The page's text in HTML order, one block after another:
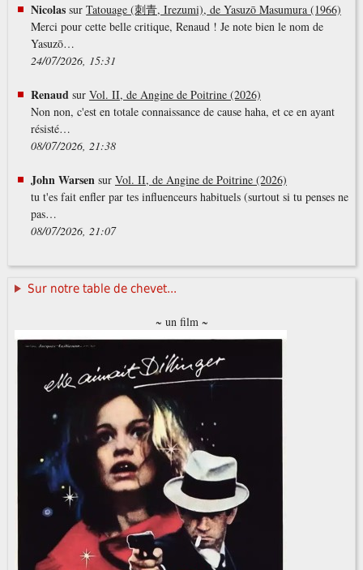
Nicolassur Tatouage (刺青, Irezumi), de Yasuzō Masumura (1966)
Merci pour cette belle critique, Renaud ! Je note bien le nom de
Yasuzō…
24/07/2026, 15:31
Renaudsur Vol. II, de Angine de Poitrine (2026)
Non non, c'est en totale connaissance de cause haha, et ce en ayant
résisté…
08/07/2026, 21:38
John Warsensur Vol. II, de Angine de Poitrine (2026)
tu t'es fait enfler par tes influenceurs habituels (surtout si tu penses ne
pas…
08/07/2026, 21:07
Sur notre table de chevet...
~ un film ~